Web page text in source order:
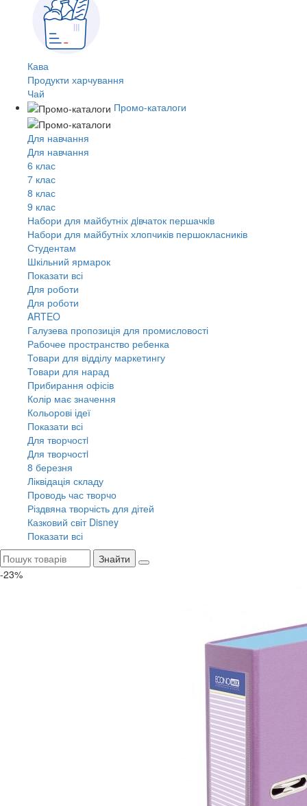
Кава
Продукти харчування
Чай
Промо-каталоги
Для навчання
Для навчання
6 клас
7 клас
8 клас
9 клас
Набори для майбутніх дiвчаток першачкiв
Набори для майбутніх хлопчиків першокласників
Студентам
Шкільний ярмарок
Показати всі
Для роботи
Для роботи
ARTEO
Галузева пропозиція для промисловості
Рабочее пространство ребенка
Товари для відділу маркетингу
Товари для нарад
Прибирання офісів
Колір має значення
Кольорові ідеї
Показати всі
Для творчостi
Для творчостi
8 березня
Ліквідація складу
Проводь час творчо
Різдвяна творчість для дітей
Казковий світ Disney
Показати всі
Знайти
-23%